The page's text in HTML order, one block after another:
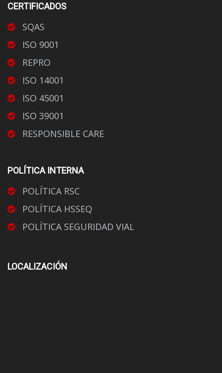
CERTIFICADOS
SQAS
ISO 9001
REPRO
ISO 14001
ISO 45001
ISO 39001
RESPONSIBLE CARE
POLÍTICA INTERNA
POLÍTICA RSC
POLÍTICA HSSEQ
POLÍTICA SEGURIDAD VIAL
LOCALIZACIÓN